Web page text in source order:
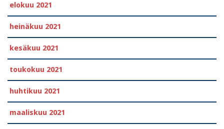
elokuu 2021
heinäkuu 2021
kesäkuu 2021
toukokuu 2021
huhtikuu 2021
maaliskuu 2021